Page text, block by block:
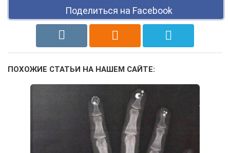
Поделиться на Facebook
ПОХОЖИЕ СТАТЬИ НА НАШЕМ САЙТЕ: